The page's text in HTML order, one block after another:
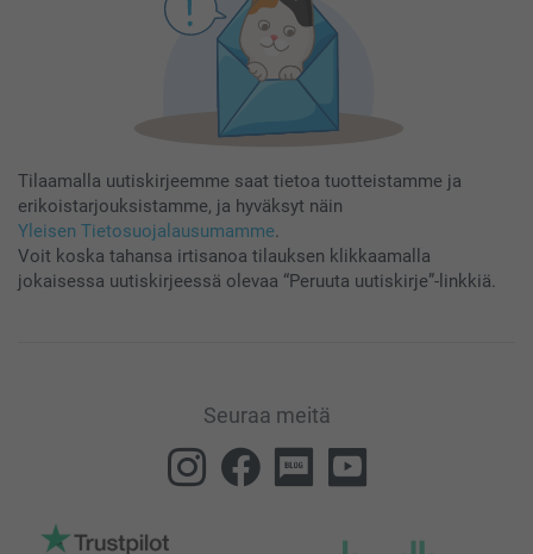
Tilaamalla uutiskirjeemme saat tietoa tuotteistamme ja
erikoistarjouksistamme, ja hyväksyt näin
Yleisen Tietosuojalausumamme.
Voit koska tahansa irtisanoa tilauksen klikkaamalla
jokaisessa uutiskirjeessä olevaa “Peruuta uutiskirje”-linkkiä.
Seuraa meitä